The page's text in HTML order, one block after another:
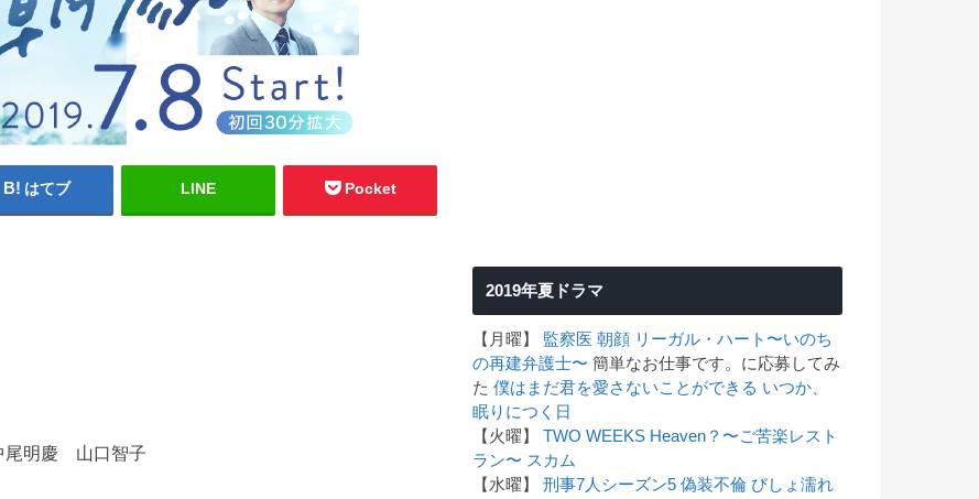
はてブ LINE Pocket
明慶 山口智子
2019年夏ドラマ
【月曜】 監察医 朝顔 リーガル・ハート〜いのち
の再建弁護士〜 簡単なお仕事です。に応募してみ
た 僕はまだ君を愛さないことができる いつか、
眠りにつく日
【火曜】 TWO WEEKS Heaven？〜ご苦楽レスト
ラン〜 スカム
【水曜】 刑事7人シーズン5 偽装不倫 びしょ濡れ